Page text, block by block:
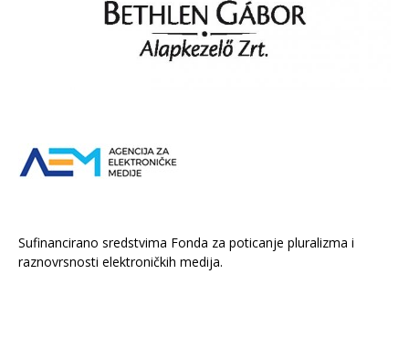
Sufinancirano sredstvima Fonda za poticanje pluralizma i
raznovrsnosti elektroničkih medija.